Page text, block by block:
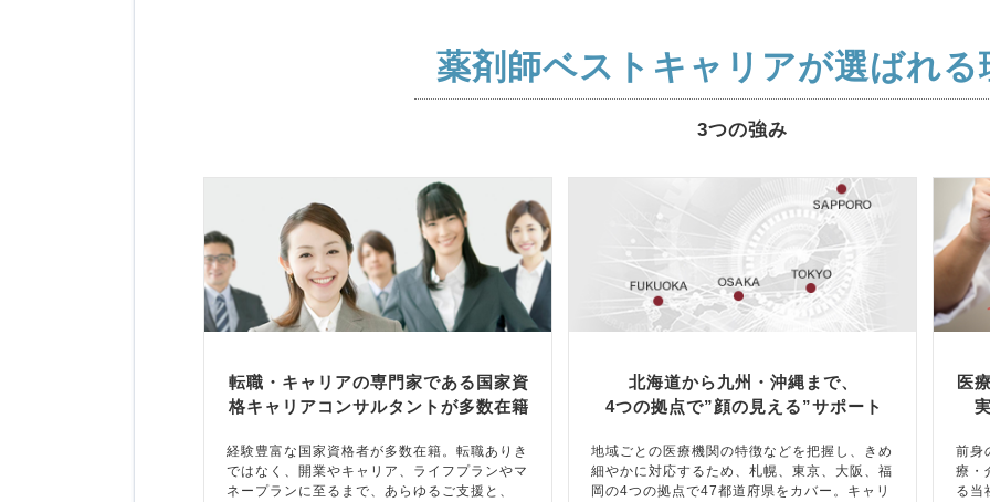
薬剤師ベストキャリアが選ばれる
3つの強み
転職・キャリアの専門家である国家資
格キャリアコンサルタントが多数在籍
経験豊富な国家資格者が多数在籍。転職ありき
ではなく、開業やキャリア、ライフプランやマ
ネープランに至るまで、あらゆるご支援と、
北海道から九州・沖縄まで、
4つの拠点で”顔の見える”サポート
地域ごとの医療機関の特徴などを把握し、きめ
細やかに対応するため、札幌、東京、大阪、福
岡の4つの拠点で47都道府県をカバー。キャリ
医
前身
療・
る当